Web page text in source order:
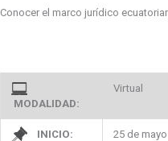
Conocer el marco jurídico
MODALIDAD:
Virtual
INICIO: 25 de mayo